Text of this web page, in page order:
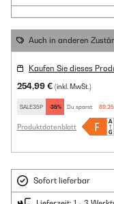
Auch in anderen
Kaufen Sie dieses
254,99 € (inkl. MwSt.)
SALE35P -35% Du sparst:
Produktdatenblatt
Sofort lieferbar